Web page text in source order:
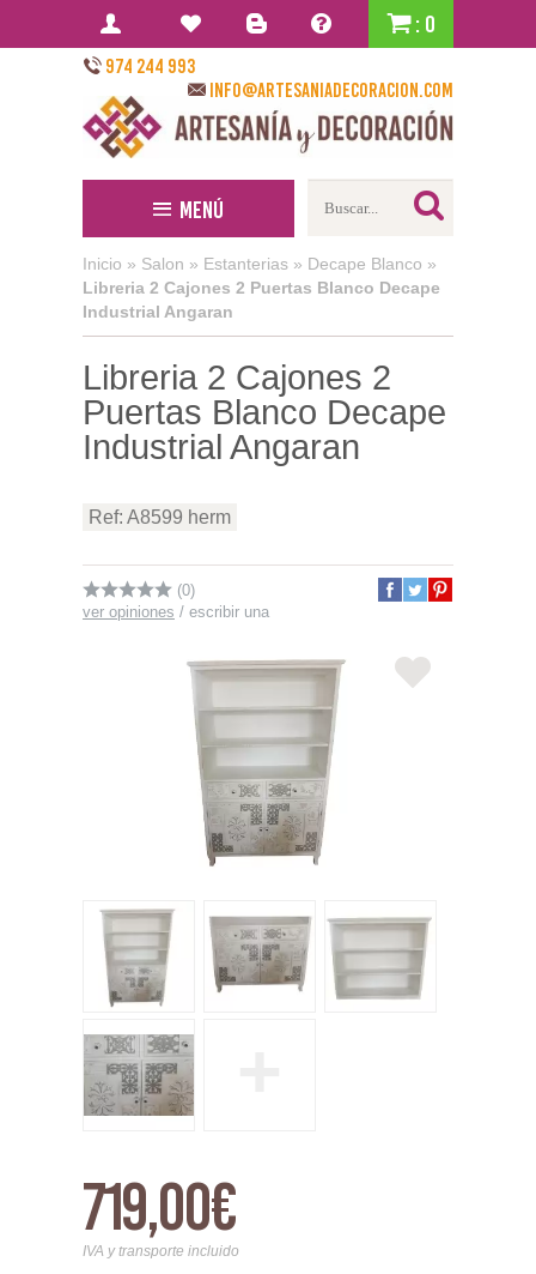
: 0
974 244 993
info@artesaniadecoracion.com
Menú
Inicio » Salon » Estanterias » Decape Blanco »
Libreria 2 Cajones 2 Puertas Blanco Decape
Industrial Angaran
Libreria 2 Cajones 2
Puertas Blanco Decape
Industrial Angaran
Ref: A8599 herm
(0)
ver opiniones / escribir una
719,00€
IVA y transporte incluido